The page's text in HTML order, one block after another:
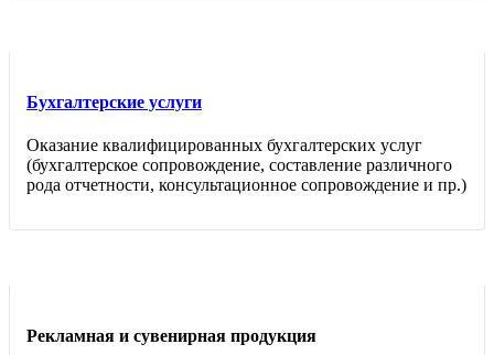
Бухгалтерские услуги
Оказание квалифицированных бухгалтерских услуг
(бухгалтерское сопровождение, составление различного
рода отчетности, консультационное сопровождение и пр.)
Рекламная и сувенирная продукция